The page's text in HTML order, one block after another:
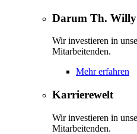
Darum Th. Willy
Wir investieren in
Mitarbeitenden.
Mehr erfahren
Karrierewelt
Wir investieren in
Mitarbeitenden.